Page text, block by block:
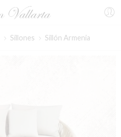
Sillones Sillón Armenia